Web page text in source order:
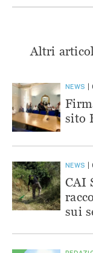
Altri
NEWS
sito
NEWS
CAI
sui